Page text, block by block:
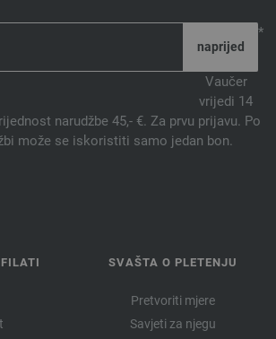
*
Vaučer
vrijedi 14
narudžbe 45,- €. Za prvu prijavu. Po
može se iskoristiti samo jedan bon.
SVAŠTA O PLETENJU
Pretvoriti mjere
Savjeti za njegu